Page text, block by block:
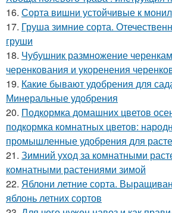
16. Сорта вишни устойчивые к
17. Груша зимние сорта.
груши
18. Чубушник размножение
черенкования и укоренения
19. Какие бывают удобрения для
Минеральные удобрения
20. Подкормка домашних цветов
подкормка комнатных цветов:
промышленные удобрения для
21. Зимний уход за комнатными
комнатными растениями зимой
22. Яблони летние сорта.
яблонь летних сортов